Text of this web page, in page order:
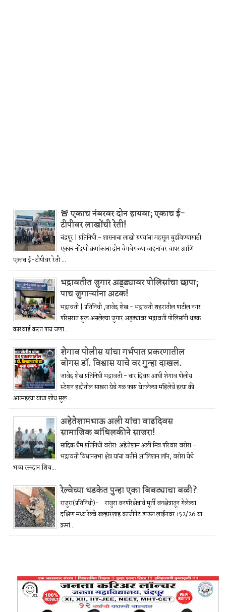
🚨 एकाच नंबरवर दोन हायवा; एकाच ई-
टीपीवर लाखोंची रेती!
चंद्रपूर | प्रतिनिधी:- शासनाचा लाखो रुपयांचा महसूल बुडविण्यासाठी
एकाच नोंदणी क्रमांकाचा दोन वेगवेगळ्या वाहनांवर वापर आणि
एकाच ई-टीपीवर रेती ...
भद्रावतीत जुगार अड्ड्यावर पोलिसांचा छापा;
पाच जुगाऱ्यांना अटक!
भद्रावती | प्रतिनिधी ,जावेद शेख:- भद्रावती शहरातील पाटील नगर
परिसरात सुरू असलेल्या जुगार अड्ड्यावर भद्रावती पोलिसांनी धडक
कारवाई करत पाच जणा...
शेगाव पोलीस यांचा गर्भपात प्रकरणातील
बोगस डॉ. विश्वास याचे वर गुन्हा दाखल.
जावेद शेख प्रतिनिधी भद्रावती:- चार दिवस आधी शेगाव पोलीस
स्टेशन हद्दीतील साखरा येथे गळ फास घेतलेल्या महिलेचे हत्या की
आत्महत्या याचा शोध सुरू...
अहेतेशामभाऊ अली यांचा वाढदिवस
सामाजिक बांधिलकीने साजरा!
सादिक थैम प्रतिनिधी वरोरा: अहेतेशाम अली मित्र परिवार वरोरा -
भद्रावती विधानसभा क्षेत्र यांचा वतीने आलिशान लॉन, वरोरा येथे
भव्य रक्तदान शिब...
रेल्वेच्या धडकेत पुन्हा एका बिबट्याचा बळी?
राजुरा(प्रतिनिधी)- राजुरा वनपरिक्षेत्राचे मूर्ती वनक्षेत्रातून गेलेल्या
दक्षिण मध्य रेल्वे बल्हारशाह काजीपेट डाऊन लाईनवर 152/26 या
क्रमां...